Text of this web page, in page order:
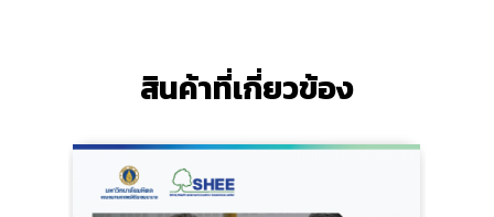
สินค้าที่เกี่ยวข้อง